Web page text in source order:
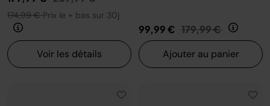
174,99 €Prix le + bas sur 30j
Voir les détails
99,99 € Prix réduit de
179,99 € au
Ajouter au panier